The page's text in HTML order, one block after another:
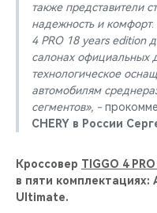
также представители
надежность и комфорт.
4 PRO 18 years edition
салонах официальных
технологическое
автомобилям
сегментов», -
CHERY в России
Кроссовер TIGGO 4
в пяти комплектациях:
Ultimate.